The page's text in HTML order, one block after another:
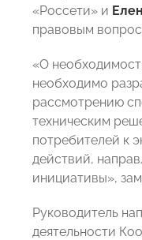
«Россети» и
правовым
«О
необходимо
рассмотрению
техническим
потребителей к
действий,
инициативы»,
Руководитель
деятельности